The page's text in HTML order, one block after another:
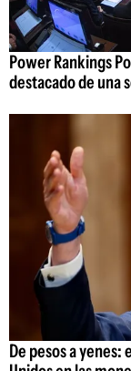
Power Rankings
destacado de una
De pesos a